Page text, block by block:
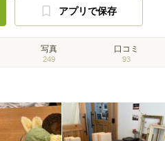
アプリで保存
写真
249
口コミ
93